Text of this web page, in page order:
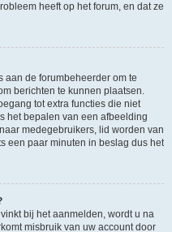
heeft op het forum, en dat ze
aan de forumbeheerder om te
berichten te kunnen plaatsen.
tot extra functies die niet
het bepalen van een afbeelding
medegebruikers, lid worden van
een paar minuten in beslag dus het
bij het aanmelden, wordt u na
misbruik van uw account door